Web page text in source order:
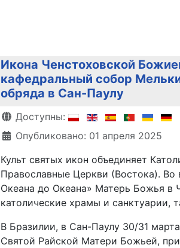
Икона Ченстоховской
кафедральный собор
обряда в Сан-Паулу
Информация о материале
Доступны:
Опубликовано: 01 апреля 2025
Культ святых икон объединяет
Православные Церкви (Востока). Во
Океана до Океана» Матерь Божья в
католические храмы и санктуарии,
В Бразилии, в Сан-Паулу 30/31
Святой Райской Матери Божьей,